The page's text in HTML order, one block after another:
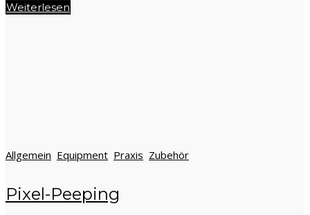
Weiterlesen
Allgemein Equipment Praxis Zubehör
Pixel-Peeping